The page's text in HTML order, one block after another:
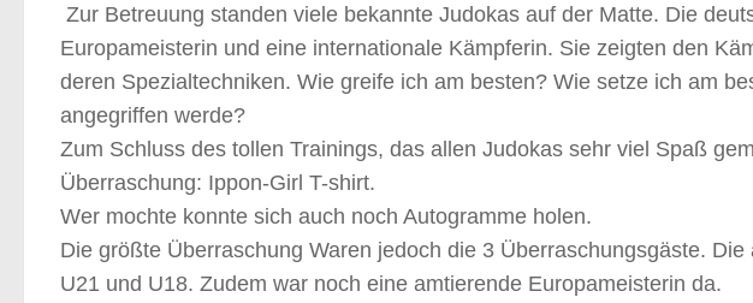
Zur Betreuung standen viele bekannte Judokas auf der Matte. Die
Europameisterin und eine internationale Kämpferin. Sie zeigten den
deren Spezialtechniken. Wie greife ich am besten? Wie setze ich am
angegriffen werde?
Zum Schluss des tollen Trainings, das allen Judokas sehr viel Spaß
Überraschung: Ippon-Girl T-shirt.
Wer mochte konnte sich auch noch Autogramme holen.
Die größte Überraschung Waren jedoch die 3 Überraschungsgäste.
U21 und U18. Zudem war noch eine amtierende Europameisterin da.